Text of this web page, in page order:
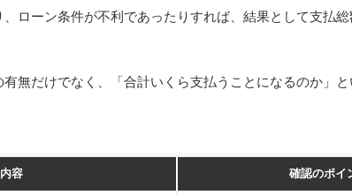
ローン条件が不利であったりすれば、結果として支払
無だけでなく、「合計いくら支払うことになるのか」
内容 確認のポイ